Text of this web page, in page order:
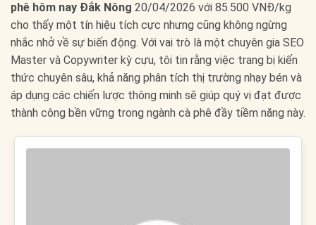
phê hôm nay Đắk Nông 20/04/2026 với 85.500 VNĐ/kg
cho thấy một tín hiệu tích cực nhưng cũng không ngừng
nhắc nhở về sự biến động. Với vai trò là một chuyên gia SEO
Master và Copywriter kỳ cựu, tôi tin rằng việc trang bị kiến
thức chuyên sâu, khả năng phân tích thị trường nhạy bén và
áp dụng các chiến lược thông minh sẽ giúp quý vị đạt được
thành công bền vững trong ngành cà phê đầy tiềm năng này.